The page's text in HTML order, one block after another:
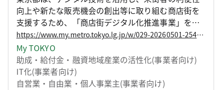
向上や新たな販売機会の創出等に取り組む商店街を
支援するため、「商店街デジタル化推進事業」を実
施しています。 キャッシュレス端末やアプリの開
発・構築などデジタル機器等の導入に要する経費へ
の支援と、本事業で過年度に機器等を導入した場
合、効果的に機器等の運用を図っていくためのサポ
ートを行うことで、商店街のデジタル化をより一層
https://www.my.metro.tokyo.lg.jp/w/029-20260501-254475074
My TOKYO
助成・給付金・融資地域産業の活性化(事業者向け)
IT化(事業者向け)
自営業・自由業・個人事業主(事業者向け)